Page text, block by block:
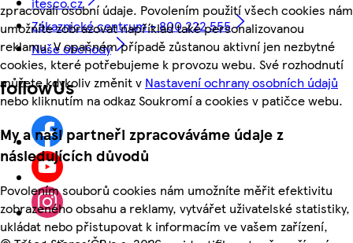
zpracovali osobní údaje. Povolením použití všech cookies nám
umožníte zobrazovat například také personalizovanou
reklamu. V opačném případě zůstanou aktivní jen nezbytné
cookies, které potřebujeme k provozu webu. Své rozhodnutí
můžete kdykoliv změnit v Nastavení ochrany osobních údajů
nebo kliknutím na odkaz Soukromí a cookies v patičce webu.
My a naši partneři zpracováváme údaje z
následujících důvodů
Povolením souborů cookies nám umožníte měřit efektivitu
zobrazeného obsahu a reklamy, vytvářet uživatelské statistiky,
ukládat nebo přistupovat k informacím ve vašem zařízení,
Zákaznické centrum - 800 222 555
Naše obchody
followUs